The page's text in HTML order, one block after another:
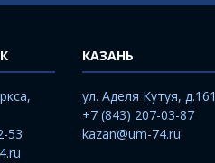
53
КАЗАНЬ
ул. Аделя Кутуя, д.161
+7 (843) 207-03-87
kazan@um-74.ru